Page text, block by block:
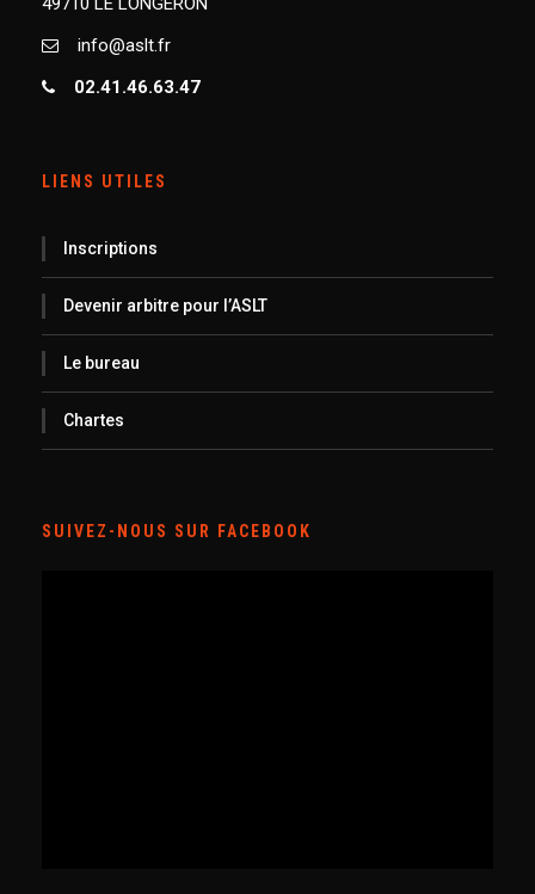
info@aslt.fr
02.41.46.63.47
LIENS UTILES
Inscriptions
Devenir arbitre pour l’ASLT
Le bureau
Chartes
SUIVEZ-NOUS SUR FACEBOOK